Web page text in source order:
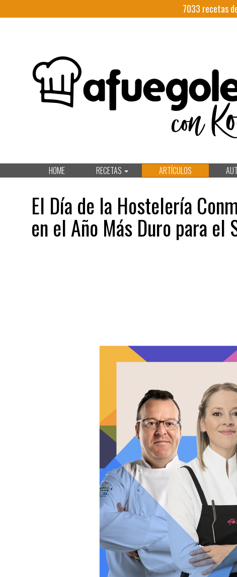
7033 recetas
HOME RECETAS ARTÍCULOS
El Día de la Hostelería
en el Año Más Duro para el